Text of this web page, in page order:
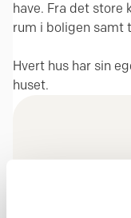
have. Fra det store
rum i boligen samt
Hvert hus har sin
huset.